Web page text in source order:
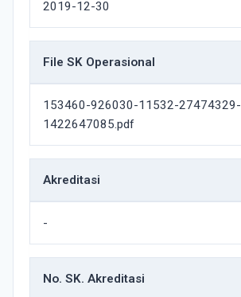
2019-12-30
File SK Operasional
153460-926030-11532-27474329-
1422647085.pdf
Akreditasi
-
No. SK. Akreditasi